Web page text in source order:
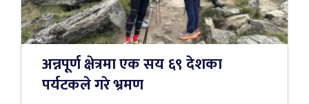
अन्नपूर्ण क्षेत्रमा एक सय ६९ देशका
पर्यटकले गरे भ्रमण